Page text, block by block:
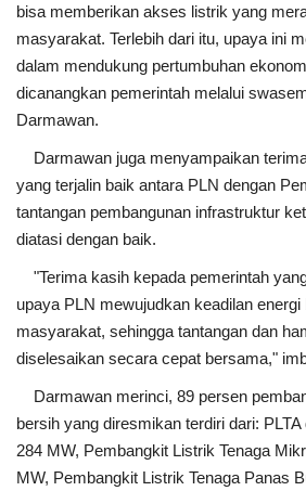
bisa memberikan akses listrik yang
masyarakat. Terlebih dari itu, upaya ini
dalam mendukung pertumbuhan
dicanangkan pemerintah melalui
Darmawan.
Darmawan juga menyampaikan
yang terjalin baik antara PLN dengan
tantangan pembangunan infrastruktur
diatasi dengan baik.
"Terima kasih kepada pemerintah
upaya PLN mewujudkan keadilan energi
masyarakat, sehingga tantangan dan
diselesaikan secara cepat bersama,"
Darmawan merinci, 89 persen
bersih yang diresmikan terdiri dari:
284 MW, Pembangkit Listrik Tenaga
MW, Pembangkit Listrik Tenaga Panas